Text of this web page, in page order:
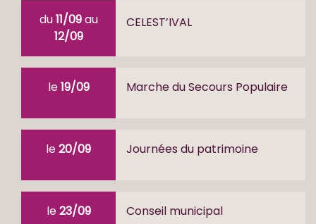
du11/09au
12/09
CELEST’IVAL
le19/09 Marche du Secours Populaire
le20/09 Journées du patrimoine
le23/09 Conseil municipal